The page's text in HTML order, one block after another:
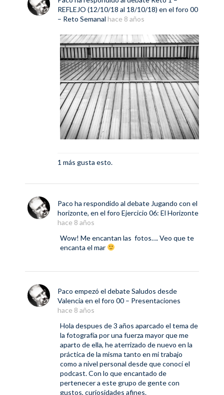
REFLEJO (12/10/18 al 18/10/18) en el foro 00
– Reto Semanal hace 8 años
1 más gusta esto.
Paco ha respondido al debate Jugando con el
horizonte, en el foro Ejercicio 06: El Horizonte
hace 8 años
Wow! Me encantan las fotos…. Veo que te
encanta el mar
Paco empezó el debateSaludos desde
Valencia en el foro 00 – Presentaciones
hace 8 años
Hola despues de 3 años aparcado el tema de
la fotografía por una fuerza mayor que me
aparto de ella, he aterrizado de nuevo en la
práctica de la misma tanto en mi trabajo
como a nivel personal desde que conocí el
podcast. Con lo que encantado de
pertenecer a este grupo de gente con
gustos, curiosidades afines.